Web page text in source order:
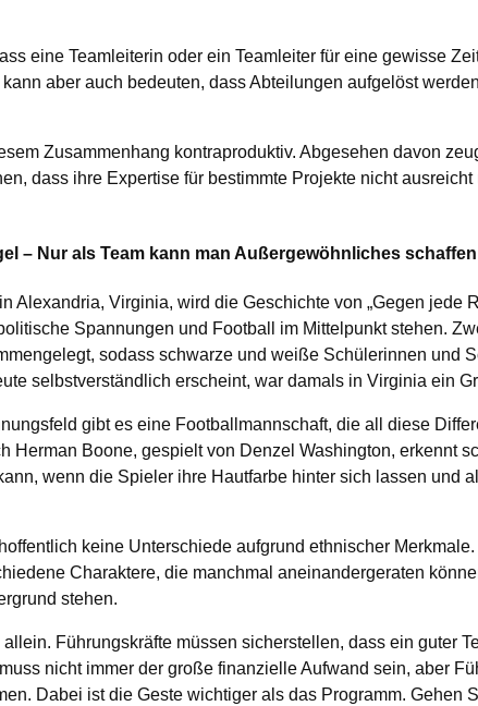
eine Teamleiterin oder ein Teamleiter für eine gewisse
aber auch bedeuten, dass Abteilungen aufgelöst
Zusammenhang kontraproduktiv. Abgesehen davon
dass ihre Expertise für bestimmte Projekte nicht
– Nur als Team kann man Außergewöhnliches schaffen
Alexandria, Virginia, wird die Geschichte von „Gegen jede
Spannungen und Football im Mittelpunkt stehen.
sodass schwarze und weiße Schülerinnen und
selbstverständlich erscheint, war damals in Virginia ein
gibt es eine Footballmannschaft, die all diese
Herman Boone, gespielt von Denzel Washington, erkennt
wenn die Spieler ihre Hautfarbe hinter sich lassen und
keine Unterschiede aufgrund ethnischer
Charaktere, die manchmal aneinandergeraten
stehen.
Führungskräfte müssen sicherstellen, dass ein guter
nicht immer der große finanzielle Aufwand sein, aber
Dabei ist die Geste wichtiger als das Programm. Gehen